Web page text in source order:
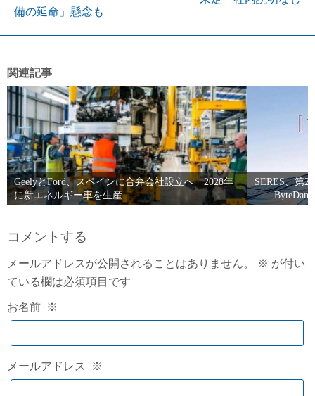
備の延命」懸念も
関連記事
GeelyとFord、スペインに合弁会社設立へ 2028年
に新エネルギー車を生産
SERES、第
コメントする
メールアドレスが公開されることはありません。 ※ が付い
ている欄は必須項目です
お名前 ※
メールアドレス ※